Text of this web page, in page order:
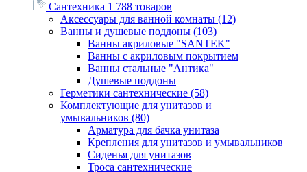
Сантехника 1 788 товаров
Аксессуары для ванной комнаты (12)
Ванны и душевые поддоны (103)
Ванны акриловые "SANTEK"
Ванны с акриловым покрытием
Ванны стальные "Антика"
Душевые поддоны
Герметики сантехнические (58)
Комплектующие для унитазов и
умывальников (80)
Арматура для бачка унитаза
Крепления для унитазов и умывальников
Сиденья для унитазов
Троса сантехнические